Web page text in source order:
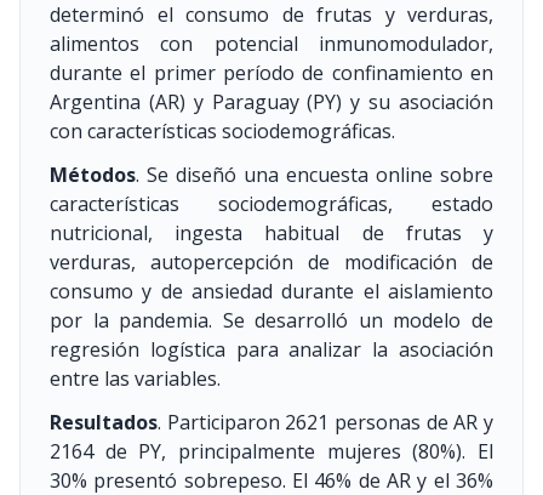
determinó el consumo de frutas y verduras,
alimentos con potencial inmunomodulador,
durante el primer período de confinamiento en
Argentina (AR) y Paraguay (PY) y su asociación
con características sociodemográficas.
Métodos. Se diseñó una encuesta online sobre
características sociodemográficas, estado
nutricional, ingesta habitual de frutas y
verduras, autopercepción de modificación de
consumo y de ansiedad durante el aislamiento
por la pandemia. Se desarrolló un modelo de
regresión logística para analizar la asociación
entre las variables.
Resultados. Participaron 2621 personas de AR y
2164 de PY, principalmente mujeres (80%). El
30% presentó sobrepeso. El 46% de AR y el 36%